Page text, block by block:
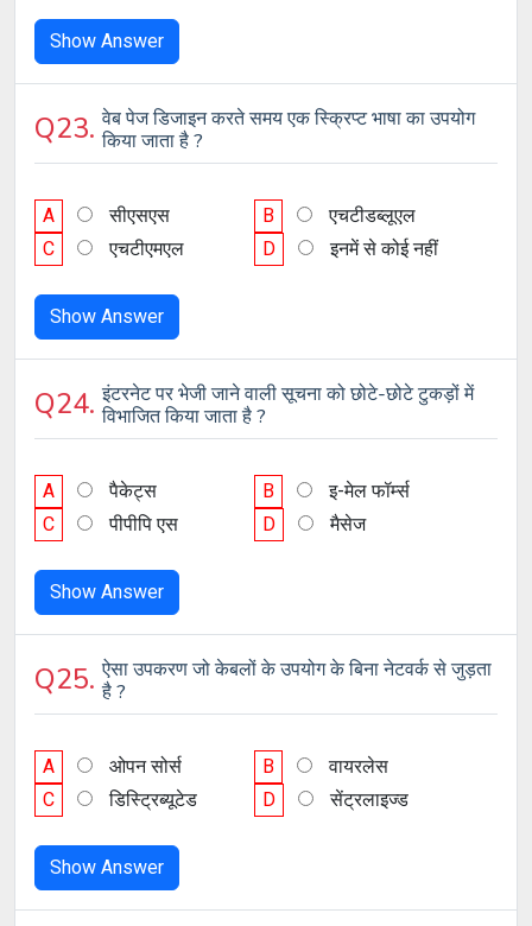
Show Answer
Q23.वेब पेज डिजाइन करते समय एक स्क्रिप्ट भाषा का उपयोग
किया जाता है ?
A सीएसएस B
एचटीडब्लूएल
C
एचटीएमएल D इनमें से कोई नहीं
Show Answer
Q24.इंटरनेट पर भेजी जाने वाली सूचना को छोटे-छोटे टुकड़ों में
विभाजित किया जाता है ?
A पैकेट्स B
इ-मेल फॉर्म्स
C
पीपीपि एस D मैसेज
Show Answer
Q25.ऐसा उपकरण जो केबलों के उपयोग के बिना नेटवर्क से जुड़ता
है ?
A ओपन सोर्स B
वायरलेस
C
डिस्ट्रिब्यूटेड D सेंट्रलाइज्ड
Show Answer